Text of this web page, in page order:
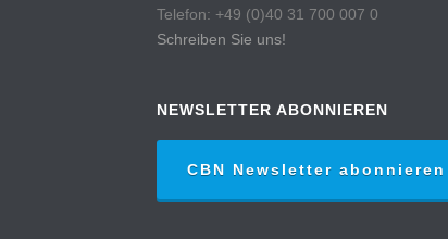
Telefon: +49 (0)40 31 700 007 0
Schreiben Sie uns!
NEWSLETTER ABONNIEREN
CBN Newsletter abonnieren